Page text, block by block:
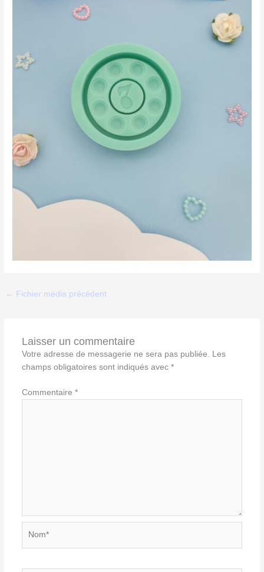
← Fichier média précédent
Laisser un commentaire
Votre adresse de messagerie ne sera pas publiée. Les
champs obligatoires sont indiqués avec *
Commentaire *